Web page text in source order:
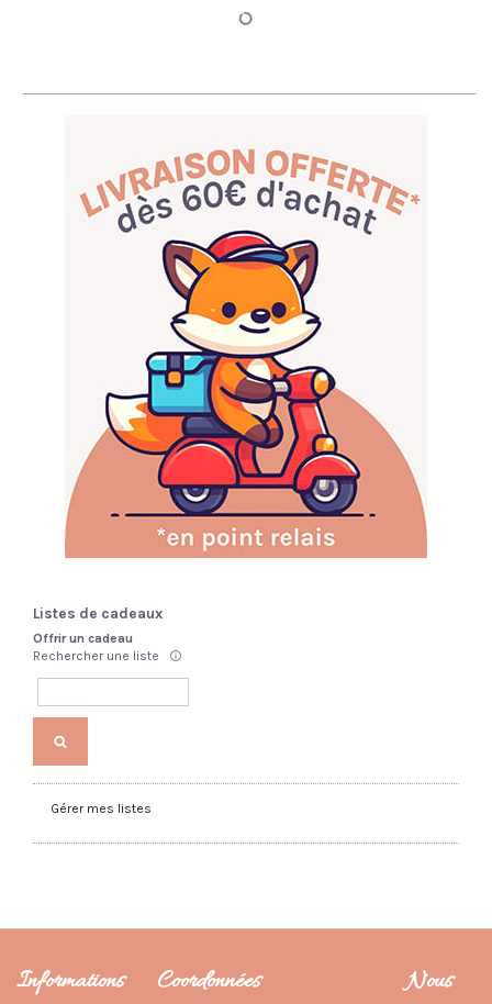
Listes de cadeaux
Offrir un cadeau
Rechercher une liste
Gérer mes listes
Informations Coordonnées
Nous